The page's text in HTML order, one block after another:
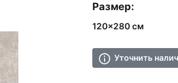
Размер:
120x280 см
Уточнить